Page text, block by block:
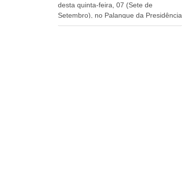
desta quinta-feira, 07 (Sete de
Setembro), no Palanque da Presidência
da República, onde foram abraçados